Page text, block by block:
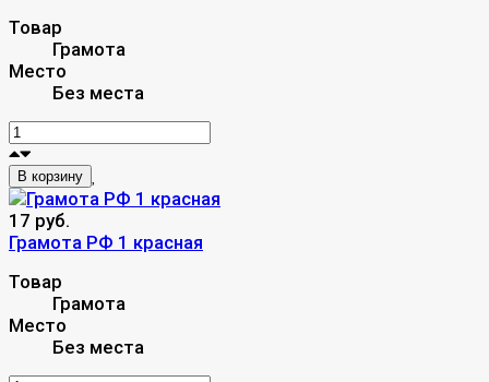
Товар
Грамота
Место
Без места
В корзину
17 руб.
Грамота РФ 1 красная
Товар
Грамота
Место
Без места